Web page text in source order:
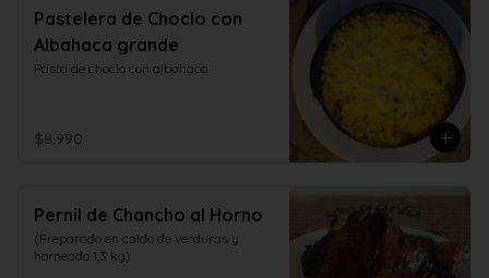
Pastelera de Choclo con
Albahaca grande
Pasta de choclo con albahaca
$8.990
Pernil de Chancho al Horno
(Preparado en caldo de verduras y
horneado 1,3 kg)